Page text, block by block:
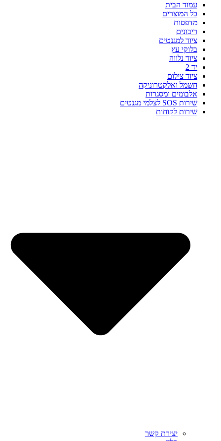
עמוד הבית
כל המוצרים
מדפסות
ריבונים
ציוד למגנטים
בלוקי עץ
ציוד נלווה
יד 2
ציוד צילום
חשמל ואלקטרוניקה
אלבומים ומסגרות
שירות SOS לצלמי מגנטים
שירות לקוחות
יצירת קשר